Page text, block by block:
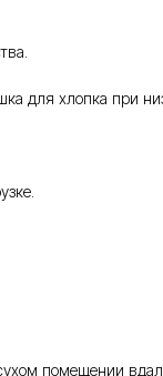
для хлопка при
помещении